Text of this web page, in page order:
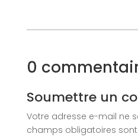
0
Soumettre un
Votre adresse e-mail ne
champs obligatoires